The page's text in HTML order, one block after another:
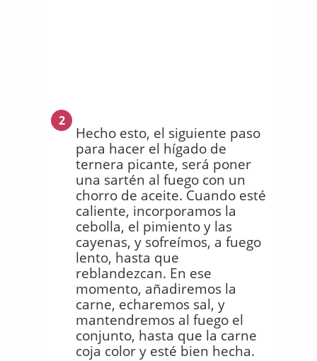
2
Hecho esto, el siguiente paso
para hacer el hígado de
ternera picante, será poner
una sartén al fuego con un
chorro de aceite. Cuando esté
caliente, incorporamos la
cebolla, el pimiento y las
cayenas, y sofreímos, a fuego
lento, hasta que
reblandezcan. En ese
momento, añadiremos la
carne, echaremos sal, y
mantendremos al fuego el
conjunto, hasta que la carne
coja color y esté bien hecha.